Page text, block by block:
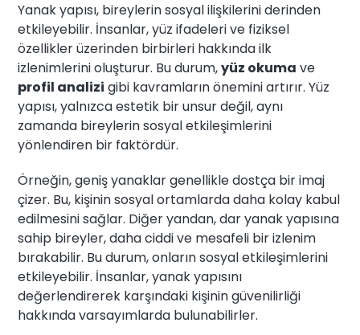
Yanak yapısı, bireylerin sosyal ilişkilerini derinden
etkileyebilir. İnsanlar, yüz ifadeleri ve fiziksel
özellikler üzerinden birbirleri hakkında ilk
izlenimlerini oluşturur. Bu durum,yüz okuma ve
profil analizi gibi kavramların önemini artırır. Yüz
yapısı, yalnızca estetik bir unsur değil, aynı
zamanda bireylerin sosyal etkileşimlerini
yönlendiren bir faktördür.
Örneğin, geniş yanaklar genellikle dostça bir imaj
çizer. Bu, kişinin sosyal ortamlarda daha kolay kabul
edilmesini sağlar. Diğer yandan, dar yanak yapısına
sahip bireyler, daha ciddi ve mesafeli bir izlenim
bırakabilir. Bu durum, onların sosyal etkileşimlerini
etkileyebilir. İnsanlar, yanak yapısını
değerlendirerek karşındaki kişinin güvenilirliği
hakkında varsayımlarda bulunabilirler.